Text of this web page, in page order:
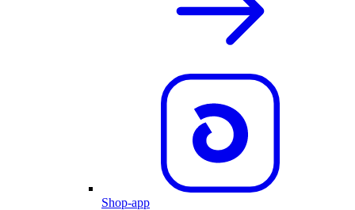
Shop-app